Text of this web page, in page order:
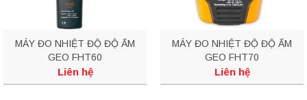
MÁY ĐO NHIỆT ĐỘ ĐỘ ẨM
GEO FHT60
Liên hệ
MÁY ĐO NHIỆT ĐỘ ĐỘ ẨM
GEO FHT70
Liên hệ